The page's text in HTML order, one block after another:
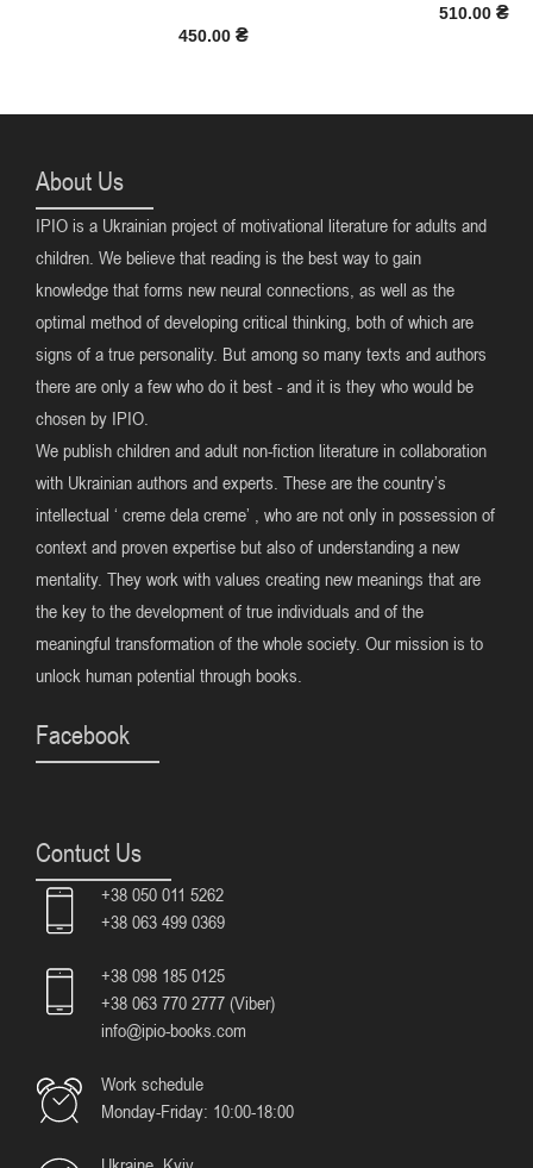
450.00 ₴
510.00 ₴
About Us
IPIO is a Ukrainian project of motivational literature for adults and
children. We believe that reading is the best way to gain
knowledge that forms new neural connections, as well as the
optimal method of developing critical thinking, both of which are
signs of a true personality. But among so many texts and authors
there are only a few who do it best - and it is they who would be
chosen by IPIO.
We publish children and adult non-fiction literature in collaboration
with Ukrainian authors and experts. These are the country’s
intellectual ‘ creme dela creme’ , who are not only in possession of
context and proven expertise but also of understanding a new
mentality. They work with values creating new meanings that are
the key to the development of true individuals and of the
meaningful transformation of the whole society. Our mission is to
unlock human potential through books.
Facebook
Contuct Us
+38 050 011 5262
+38 063 499 0369
+38 098 185 0125
+38 063 770 2777 (Viber)
info@ipio-books.com
Work schedule
Monday-Friday: 10:00-18:00